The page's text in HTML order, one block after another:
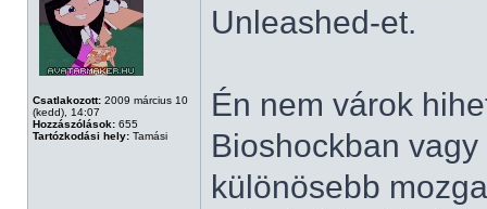
Csatlakozott: 2009 március 10
(kedd), 14:07
Hozzászólások: 655
Tartózkodási hely: Tamási
Unleashed-et.
Én nem várok
Bioshockban
különösebb